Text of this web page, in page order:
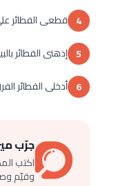
4 قطعى الفطائر
5 إدهنى الفطائر
6 أدخلى الفطائر
جرّب
اكتب
وقيّم